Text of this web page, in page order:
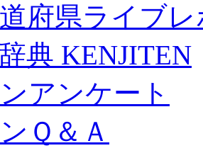
府県ライブ
典 KENJITEN
アンケート
Ｑ＆Ａ